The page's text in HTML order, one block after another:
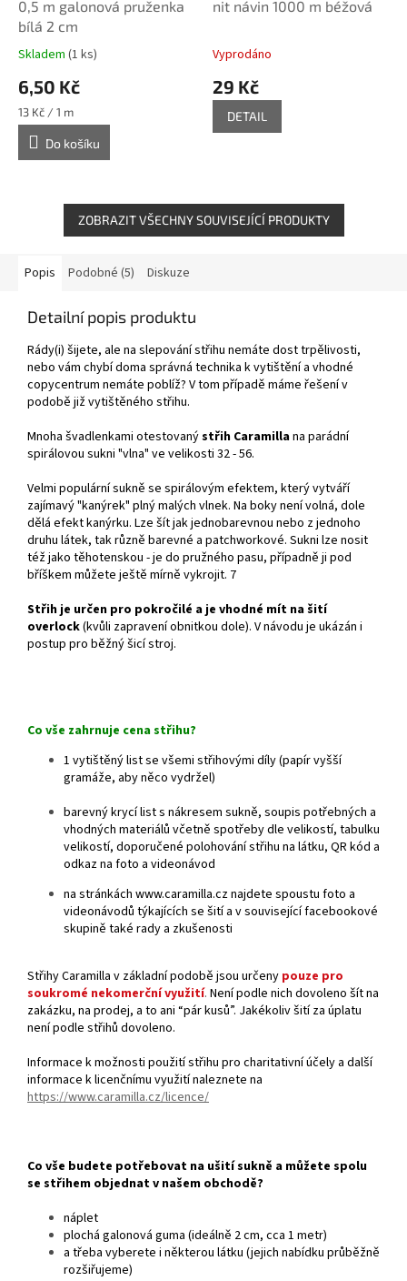
0,5 m galonová pruženka
bílá 2 cm
Skladem (1 ks)
6,50 Kč
Měrná
cena:
13 Kč / 1 m
Do košíku
nit návin 1000 m béžová
Vyprodáno
29 Kč
DETAIL
ZOBRAZIT VŠECHNY SOUVISEJÍCÍ PRODUKTY
Popis Podobné (5) Diskuze
Detailní popis produktu
Rády(i) šijete, ale na slepování střihu nemáte dost trpělivosti,
nebo vám chybí doma správná technika k vytištění a vhodné
copycentrum nemáte poblíž? V tom případě máme řešení v
podobě již vytištěného střihu.
Mnoha švadlenkami otestovanýstřih Caramillana parádní
spirálovou sukni "vlna" ve velikosti 32 - 56.
Velmi populární sukně se spirálovým efektem, který vytváří
zajímavý "kanýrek" plný malých vlnek. Na boky není volná, dole
dělá efekt kanýrku. Lze šít jak jednobarevnou nebo z jednoho
druhu látek, tak různě barevné a patchworkové. Sukni lze nosit
též jako těhotenskou - je do pružného pasu, případně ji pod
bříškem můžete ještě mírně vykrojit. 7
Střih je určen pro pokročilé a je vhodné mít na šití
overlock(kvůli zapravení obnitkou dole). V návodu je ukázán i
postup pro běžný šicí stroj.
Co vše zahrnuje cena střihu?
1 vytištěný list se všemi střihovými díly (papír vyšší
gramáže, aby něco vydržel)
barevný krycí list s nákresem sukně, soupis potřebných a
vhodných materiálů včetně spotřeby dle velikostí, tabulku
velikostí, doporučené polohování střihu na látku, QR kód a
odkaz na foto a videonávod
na stránkách www.caramilla.cz najdete spoustu foto a
videonávodů týkajících se šití a v související facebookové
skupině také rady a zkušenosti
Střihy Caramilla v základní podobě jsou určeny pouze pro
soukromé nekomerční využití. Není podle nich dovoleno šít na
zakázku, na prodej, a to ani “pár kusů”. Jakékoliv šití za úplatu
není podle střihů dovoleno.
Informace k možnosti použití střihu pro charitativní účely a další
informace k licenčnímu využití naleznete na
https://www.caramilla.cz/licence/
Co vše budete potřebovat na ušití sukně a můžete spolu
se střihem objednat v našem obchodě?
náplet
plochá galonová guma (ideálně 2 cm, cca 1 metr)
a třeba vyberete i některou látku (jejich nabídku průběžně
rozšiřujeme)